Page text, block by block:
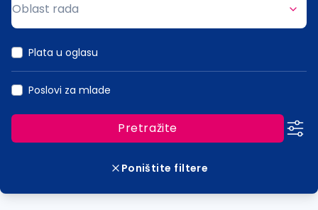
Oblast rada
Plata u oglasu
Poslovi za mlade
Pretražite
Poništite filtere